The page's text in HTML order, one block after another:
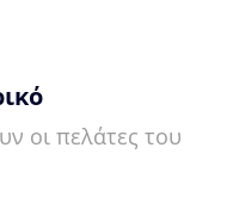
οι πελάτες του